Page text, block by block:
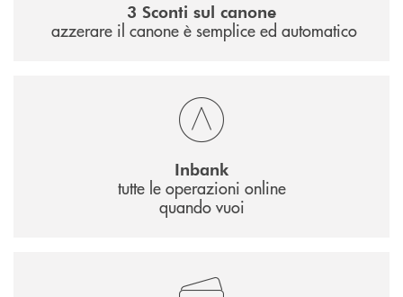
3 Sconti sul canone
azzerare il canone è semplice ed automatico
Inbank
tutte le operazioni online
quando vuoi